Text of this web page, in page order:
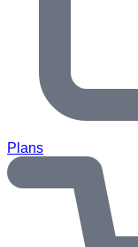
Plans